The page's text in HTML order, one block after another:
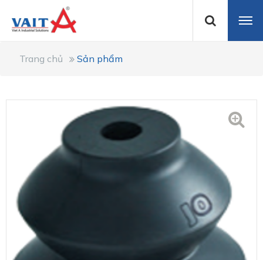
Trang chủ Sản phẩm